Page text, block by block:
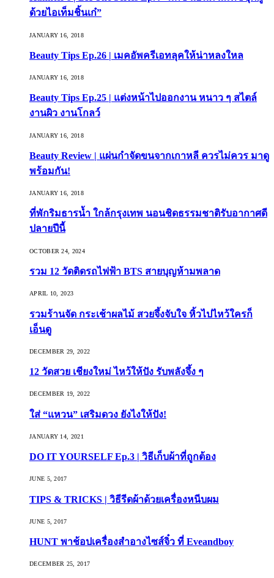
ด้วยไอเท็มชิ้นเก๋”
JANUARY 16, 2018
Beauty Tips Ep.26 | เมคอัพครีเอทลุคให้น่าหลงใหล
JANUARY 16, 2018
Beauty Tips Ep.25 | แต่งหน้าไปออกงาน หนาว ๆ สไตล์
งานผิว งานโกลว์
JANUARY 16, 2018
Beauty Review | แผ่นกำจัดขนจากเกาหลี ควรไม่ควร มาดู
พร้อมกัน!
JANUARY 16, 2018
ที่พักริมธารน้ำ ใกล้กรุงเทพ นอนชิดธรรมชาติรับอากาศดี
ปลายปีนี้
OCTOBER 24, 2024
รวม 12 วัดติดรถไฟฟ้า BTS สายบุญห้ามพลาด
APRIL 10, 2023
รวมร้านจัด กระเช้าผลไม้ สวยจึ้งจับใจ หิ้วไปไหว้ใครก็
เอ็นดู
DECEMBER 29, 2022
12 วัดสวย เชียงใหม่ ไหว้ให้ปัง รับพลังจึ้ง ๆ
DECEMBER 19, 2022
ใส่ “แหวน” เสริมดวง ยังไงให้ปัง!
JANUARY 14, 2021
DO IT YOURSELF Ep.3 | วิธีเก็บผ้าที่ถูกต้อง
JUNE 5, 2017
TIPS & TRICKS | วิธีรีดผ้าด้วยเครื่องหนีบผม
JUNE 5, 2017
HUNT พาช้อปเครื่องสำอางไซส์จิ๋ว ที่ Eveandboy
DECEMBER 25, 2017